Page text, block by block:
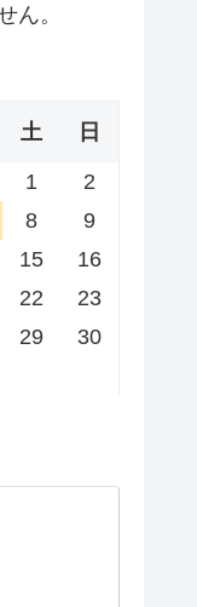
ん。
土 日
1
2
8
9
15
16
22
23
29
30